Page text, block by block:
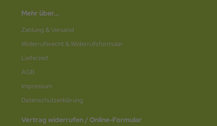
Mehr über...
Zahlung & Versand
Widerrufsrecht & Widerrufsformular
Lieferzeit
AGB
Impressum
Datenschutz­erklärung
Vertrag widerrufen / Online-Formular